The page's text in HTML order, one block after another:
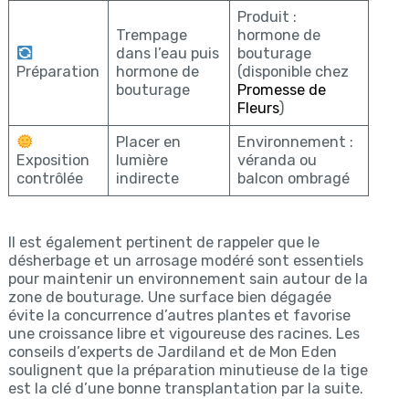
Préparation
Trempage
dans l’eau puis
hormone de
bouturage
Produit :
hormone de
bouturage
(disponible chez
Promesse de
Fleurs)
Exposition
contrôlée
Placer en
lumière
indirecte
Environnement :
véranda ou
balcon ombragé
Il est également pertinent de rappeler que le
désherbage et un arrosage modéré sont essentiels
pour maintenir un environnement sain autour de la
zone de bouturage. Une surface bien dégagée
évite la concurrence d’autres plantes et favorise
une croissance libre et vigoureuse des racines. Les
conseils d’experts de Jardiland et de Mon Eden
soulignent que la préparation minutieuse de la tige
est la clé d’une bonne transplantation par la suite.